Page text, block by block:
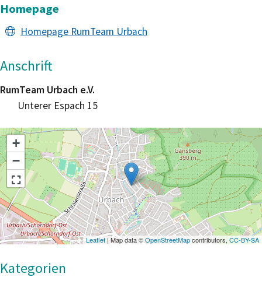
Homepage
Homepage RumTeam Urbach
Anschrift
RumTeam Urbach e.V.
Unterer Espach 15
+
−
Leaflet | Map data ©OpenStreetMapcontributors, CC-BY-SA